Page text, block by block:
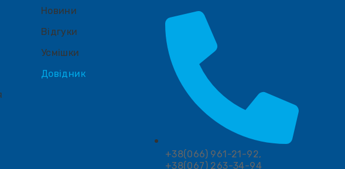
Новини
Відгуки
Усмішки
Довідник
+38(066) 961-21-92,
+38(067) 263-34-94